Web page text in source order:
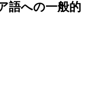
語への一般的